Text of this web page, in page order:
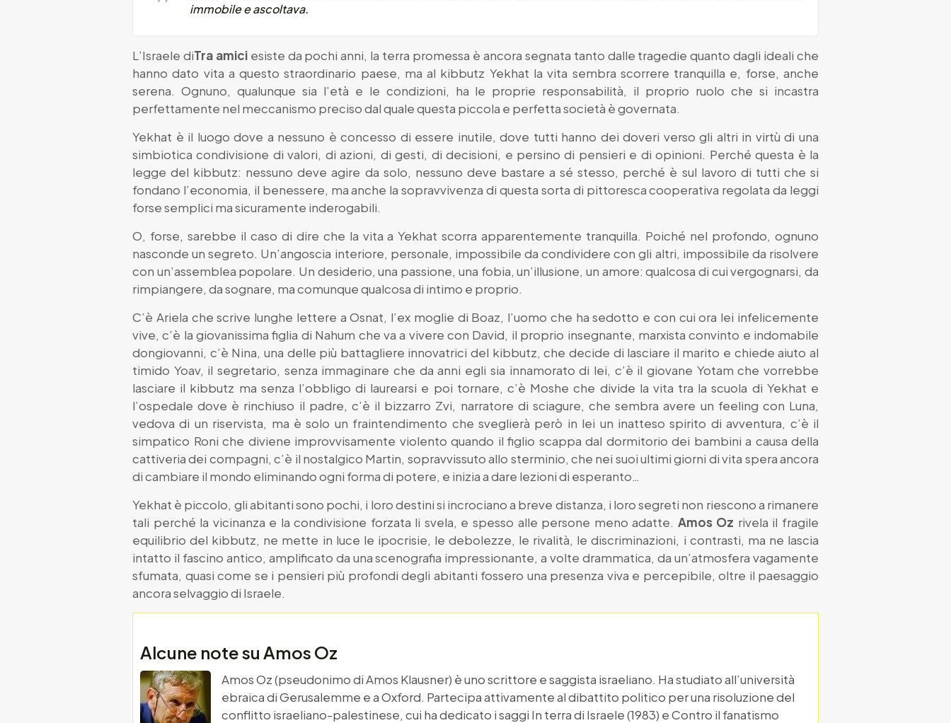
immobile e ascoltava.
L’Israele diTra amiciesiste da pochi anni, la terra promessa è ancora segnata tanto dalle tragedie quanto dagli ideali che
hanno dato vita a questo straordinario paese, ma al kibbutz Yekhat la vita sembra scorrere tranquilla e, forse, anche
serena. Ognuno, qualunque sia l’età e le condizioni, ha le proprie responsabilità, il proprio ruolo che si incastra
perfettamente nel meccanismo preciso dal quale questa piccola e perfetta società è governata.
Yekhat è il luogo dove a nessuno è concesso di essere inutile, dove tutti hanno dei doveri verso gli altri in virtù di una
simbiotica condivisione di valori, di azioni, di gesti, di decisioni, e persino di pensieri e di opinioni. Perché questa è la
legge del kibbutz: nessuno deve agire da solo, nessuno deve bastare a sé stesso, perché è sul lavoro di tutti che si
fondano l’economia, il benessere, ma anche la sopravvivenza di questa sorta di pittoresca cooperativa regolata da leggi
forse semplici ma sicuramente inderogabili.
O, forse, sarebbe il caso di dire che la vita a Yekhat scorra apparentemente tranquilla. Poiché nel profondo, ognuno
nasconde un segreto. Un’angoscia interiore, personale, impossibile da condividere con gli altri, impossibile da risolvere
con un’assemblea popolare. Un desiderio, una passione, una fobia, un’illusione, un amore: qualcosa di cui vergognarsi, da
rimpiangere, da sognare, ma comunque qualcosa di intimo e proprio.
C’è Ariela che scrive lunghe lettere a Osnat, l’ex moglie di Boaz, l’uomo che ha sedotto e con cui ora lei infelicemente
vive, c’è la giovanissima figlia di Nahum che va a vivere con David, il proprio insegnante, marxista convinto e indomabile
dongiovanni, c’è Nina, una delle più battagliere innovatrici del kibbutz, che decide di lasciare il marito e chiede aiuto al
timido Yoav, il segretario, senza immaginare che da anni egli sia innamorato di lei, c’è il giovane Yotam che vorrebbe
lasciare il kibbutz ma senza l’obbligo di laurearsi e poi tornare, c’è Moshe che divide la vita tra la scuola di Yekhat e
l’ospedale dove è rinchiuso il padre, c’è il bizzarro Zvi, narratore di sciagure, che sembra avere un feeling con Luna,
vedova di un riservista, ma è solo un fraintendimento che sveglierà però in lei un inatteso spirito di avventura, c’è il
simpatico Roni che diviene improvvisamente violento quando il figlio scappa dal dormitorio dei bambini a causa della
cattiveria dei compagni, c’è il nostalgico Martin, sopravvissuto allo sterminio, che nei suoi ultimi giorni di vita spera ancora
di cambiare il mondo eliminando ogni forma di potere, e inizia a dare lezioni di esperanto…
Yekhat è piccolo, gli abitanti sono pochi, i loro destini si incrociano a breve distanza, i loro segreti non riescono a rimanere
tali perché la vicinanza e la condivisione forzata li svela, e spesso alle persone meno adatte. Amos Oz rivela il fragile
equilibrio del kibbutz, ne mette in luce le ipocrisie, le debolezze, le rivalità, le discriminazioni, i contrasti, ma ne lascia
intatto il fascino antico, amplificato da una scenografia impressionante, a volte drammatica, da un’atmosfera vagamente
sfumata, quasi come se i pensieri più profondi degli abitanti fossero una presenza viva e percepibile, oltre il paesaggio
ancora selvaggio di Israele.
Alcune note su Amos Oz
Amos Oz (pseudonimo di Amos Klausner) è uno scrittore e saggista israeliano. Ha studiato all’università
ebraica di Gerusalemme e a Oxford. Partecipa attivamente al dibattito politico per una risoluzione del
conflitto israeliano-palestinese, cui ha dedicato i saggi In terra di Israele (1983) e Contro il fanatismo